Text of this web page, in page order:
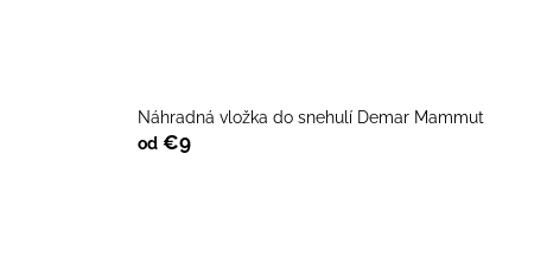
Náhradná vložka do snehulí Demar Mammut
od €9